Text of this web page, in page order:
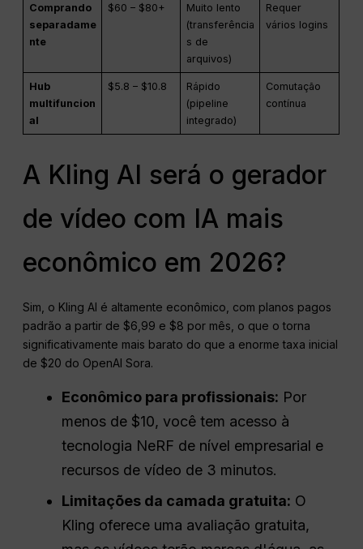
Comprando
separadame
nte
$60 – $80+
Muito lento
(transferência
s de
arquivos)
Requer
vários logins
Hub
multifuncion
al
$5.8 – $10.8
Rápido
(pipeline
integrado)
Comutação
contínua
A Kling AI será o gerador
de vídeo com IA mais
econômico em 2026?
Sim, o Kling AI é altamente econômico, com planos pagos
padrão a partir de $6,99 e $8 por mês, o que o torna
significativamente mais barato do que a enorme taxa inicial
de $20 do OpenAI Sora.
Econômico para profissionais: Por
menos de $10, você tem acesso à
tecnologia NeRF de nível empresarial e
recursos de vídeo de 3 minutos.
Limitações da camada gratuita: O
Kling oferece uma avaliação gratuita,